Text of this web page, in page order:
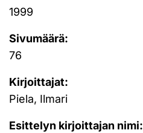
1999
Sivumäärä:
76
Kirjoittajat:
Piela, Ilmari
Esittelyn kirjoittajan nimi: